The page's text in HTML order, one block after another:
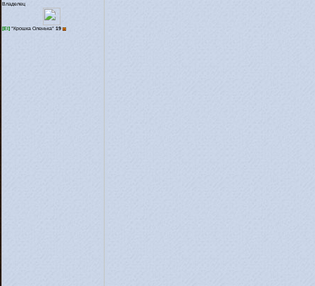
Владелец
[El] *Крошка Оленька* 19